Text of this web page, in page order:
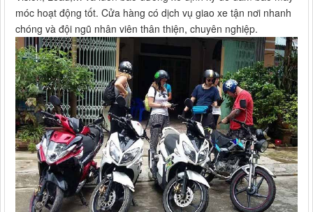
móc hoạt động tốt. Cửa hàng có dịch vụ giao xe tận nơi nhanh
chóng và đội ngũ nhân viên thân thiện, chuyên nghiệp.